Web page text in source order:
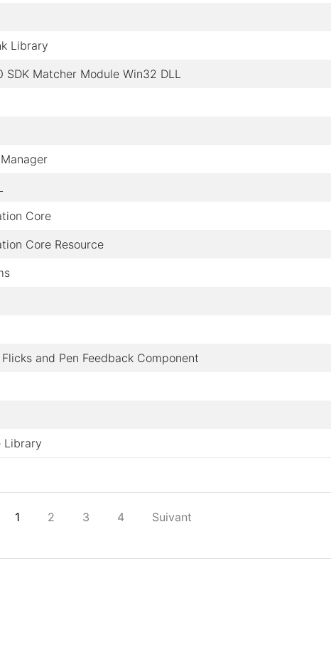
Library
SDK Matcher Module Win32 DLL
Core
Core Resource
and Pen Feedback Component
Library
1 2 3 4 Suivant